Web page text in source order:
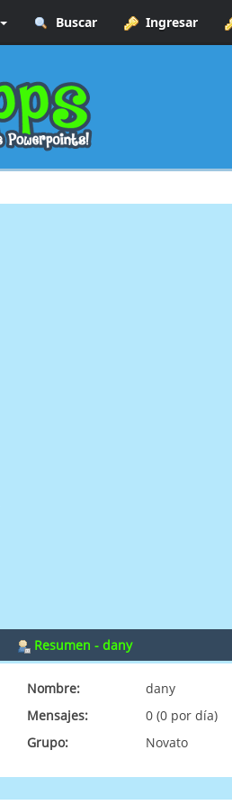
Buscar Ingresar
Resumen - dany
Nombre:
dany
Mensajes:
0 (0 por día)
Grupo:
Novato